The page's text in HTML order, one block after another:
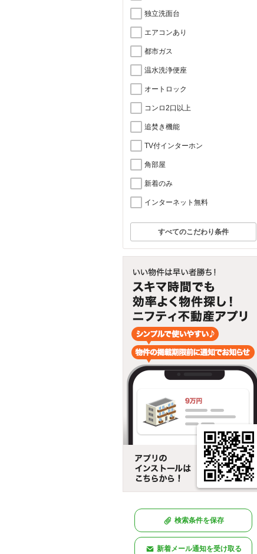
独立洗面台
エアコンあり
都市ガス
温水洗浄便座
オートロック
コンロ2口以上
追焚き機能
TV付インターホン
角部屋
新着のみ
インターネット無料
すべてのこだわり条件
検索条件を保存
新着メール通知を受け取る